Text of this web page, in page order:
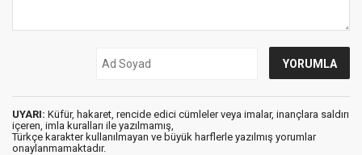
UYARI: Küfür, hakaret, rencide edici cümleler veya imalar, inançlara saldırı
içeren, imla kuralları ile yazılmamış,
Türkçe karakter kullanılmayan ve büyük harflerle yazılmış yorumlar
onaylanmamaktadır.